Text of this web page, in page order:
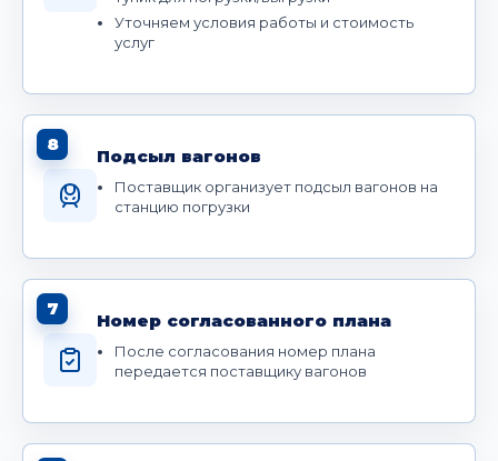
Уточняем условия работы и стоимость
услуг
8
Подсыл вагонов
Поставщик организует подсыл вагонов на
станцию погрузки
7
Номер согласованного плана
После согласования номер плана
передается поставщику вагонов